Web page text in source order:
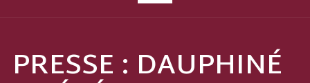
PRESSE : DAUPHINÉ